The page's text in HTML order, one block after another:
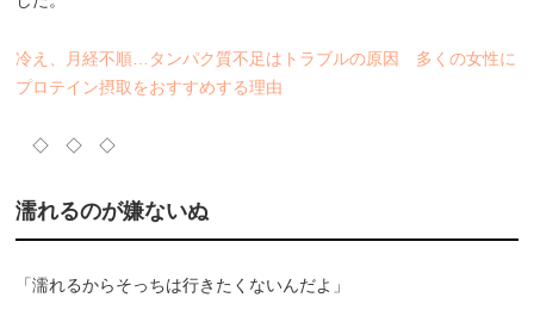
冷え、月経不順…タンパク質不足はトラブルの原因 多くの女性に
プロテイン摂取をおすすめする理由
◇ ◇ ◇
濡れるのが嫌ないぬ
「濡れるからそっちは行きたくないんだよ」